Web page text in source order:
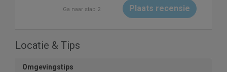
Ga naar stap 2 Plaats recensie
Locatie & Tips
Omgevingstips